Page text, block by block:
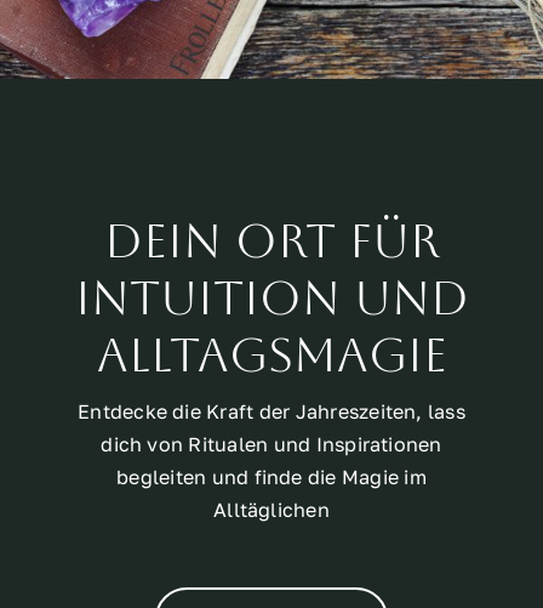
Dein Ort für
Intuition und
Alltagsmagie
Entdecke die Kraft der Jahreszeiten, lass
dich von Ritualen und Inspirationen
begleiten und finde die Magie im
Alltäglichen